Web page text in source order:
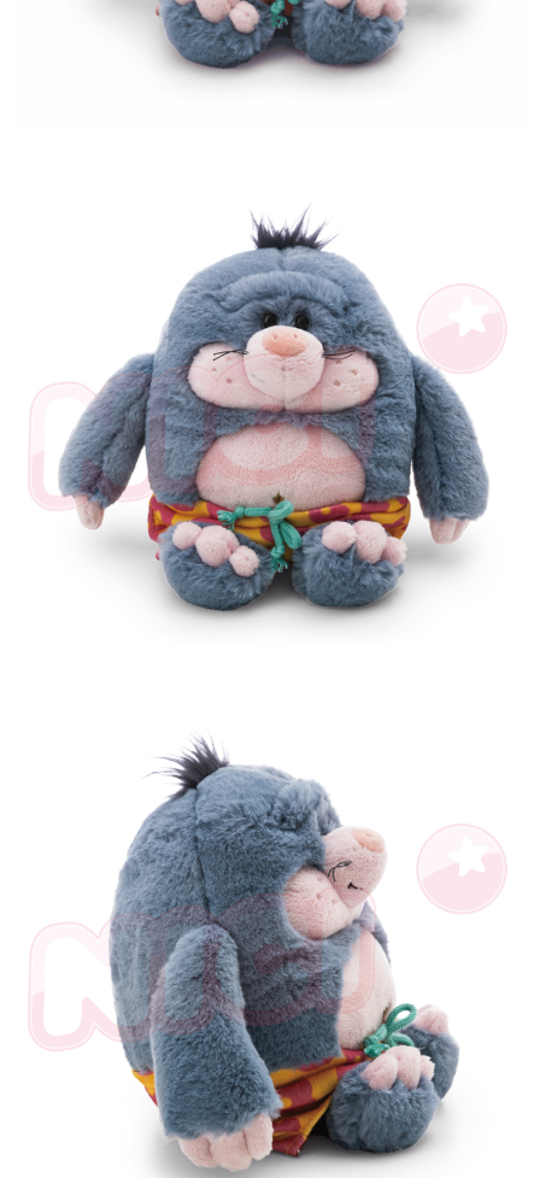
3.現在、台湾の会員のみご利用いただけます。
三、利用規約「AFTEE代金後払い」（以下当サービスという）はネットプ
ロテクションズ（以下 AFTEE という）が提供し、AFTEEが代金を徴収し
AFTEEの初回ご利用の際に、審査を通過すれば、最高額がNT$10,000にな
ります。支払い期限を過ぎた場合、その金額に基づいて年利20%の遅延滞
納金が加算されます。未成年の利用者は、事前に法定代理人または後見人
の同意を得ればAFTEEをご利用いただけます。
個人情報の処理、利用について疑問がある、または関連する法律の権利を
行使したい場合は、ネットプロテクションズcs_tw@netprotections.co.jp
にご連絡ください。上記に示した個人情報を、必要な購入注文書とあわせ
てAFTEEにご提供いただく、またはAFTEEにあなたの個人情報の収集、処
理、利用を許可することににご同意いただけない場合は、当サービスを選
択しないでください。